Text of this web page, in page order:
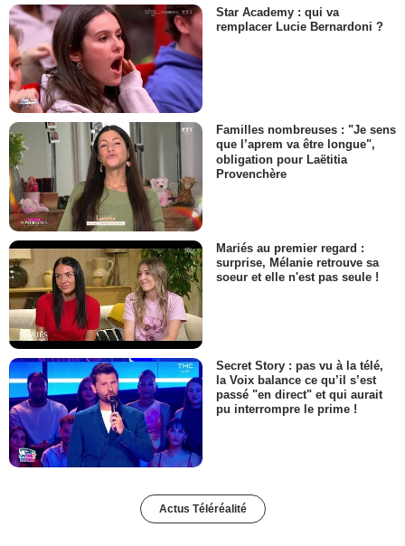
Star Academy : qui va
remplacer Lucie Bernardoni ?
Familles nombreuses : "Je sens
que l’aprem va être longue",
obligation pour Laëtitia
Provenchère
Mariés au premier regard :
surprise, Mélanie retrouve sa
soeur et elle n'est pas seule !
Secret Story : pas vu à la télé,
la Voix balance ce qu’il s’est
passé "en direct" et qui aurait
pu interrompre le prime !
Actus Téléréalité